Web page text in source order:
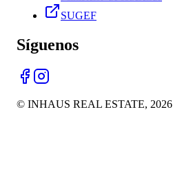
SUGEF
Síguenos
© INHAUS REAL ESTATE, 2026